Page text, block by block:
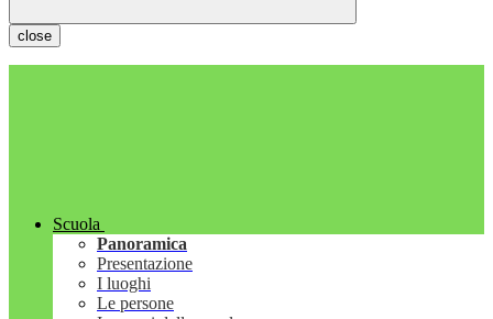
close
Scuola
Panoramica
Presentazione
I luoghi
Le persone